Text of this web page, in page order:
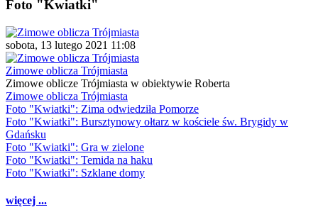
Foto "Kwiatki"
sobota, 13 lutego 2021 11:08
Zimowe oblicza Trójmiasta
Zimowe oblicze Trójmiasta w obiektywie Roberta
Zimowe oblicza Trójmiasta
Foto "Kwiatki": Zima odwiedziła Pomorze
Foto "Kwiatki": Bursztynowy ołtarz w kościele św. Brygidy w
Gdańsku
Foto "Kwiatki": Gra w zielone
Foto "Kwiatki": Temida na haku
Foto "Kwiatki": Szklane domy
więcej ...